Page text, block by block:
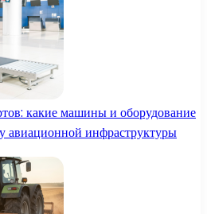
какие машины и оборудование
авиационной инфраструктуры